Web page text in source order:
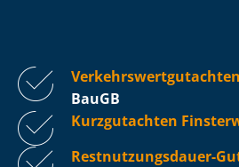
Ver­kehrs­wert­gut­ach­ten
BauGB
Kurzgutachten
Rest­nut­zungs­dau­er-